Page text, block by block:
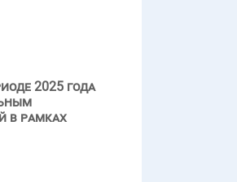
2025 года
в рамках